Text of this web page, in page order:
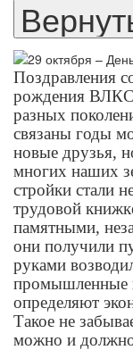
Поздравления
рождения
разных
связаны годы
новые друзья,
многих наших
стройки стали
трудовой
памятными,
они получили
руками
промышленные
определяют
Такое не
можно и